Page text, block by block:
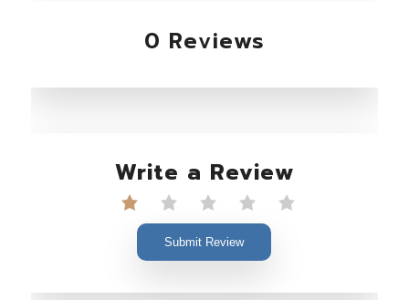
0 Reviews
Write a Review
Submit Review